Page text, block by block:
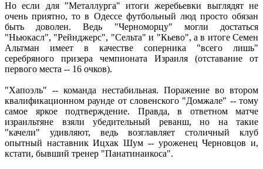
Но если для "Металлурга" итоги жеребьевки выглядят не
очень приятно, то в Одессе футбольный люд просто обязан
быть доволен. Ведь "Черноморцу" могли достаться
"Ньюкасл", "Рейнджерс", "Сельта" и "Кьево", а в итоге Семен
Альтман имеет в качестве соперника "всего лишь"
серебряного призера чемпионата Израиля (отставание от
первого места -- 16 очков).
"Хапоэль" -- команда нестабильная. Поражение во втором
квалификационном раунде от словенского "Домжале" -- тому
самое яркое подтверждение. Правда, в ответном матче
израильтяне взяли убедительный реванш, но на такие
"качели" удивляют, ведь возглавляет столичный клуб
опытный наставник Ицхак Шум -- уроженец Черновцов и,
кстати, бывший тренер "Панатинаикоса".